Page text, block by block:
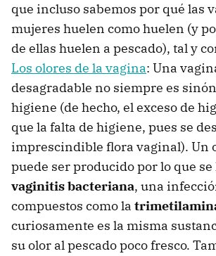
que incluso sabemos por qué las
mujeres huelen como huelen (y
de ellas huelen a pescado), tal y
Los olores de la vagina: Una
desagradable no siempre es
higiene (de hecho, el exceso de
que la falta de higiene, pues se
imprescindible flora vaginal). Un
puede ser producido por lo que se
vaginitis bacteriana, una
compuestos como la
curiosamente es la misma
su olor al pescado poco fresco.